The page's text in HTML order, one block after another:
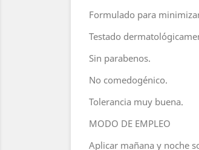
Formulado para
Testado
Sin parabenos.
No comedogénico.
Tolerancia muy buena.
MODO DE EMPLEO
Aplicar mañana y noche